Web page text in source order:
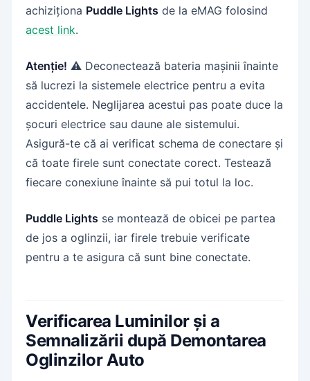
achiziționa Puddle Lights de la eMAG folosind
acest link.
Atenție! ⚠️ Deconectează bateria mașinii înainte
să lucrezi la sistemele electrice pentru a evita
accidentele. Neglijarea acestui pas poate duce la
șocuri electrice sau daune ale sistemului.
Asigură-te că ai verificat schema de conectare și
că toate firele sunt conectate corect. Testează
fiecare conexiune înainte să pui totul la loc.
Puddle Lights se montează de obicei pe partea
de jos a oglinzii, iar firele trebuie verificate
pentru a te asigura că sunt bine conectate.
Verificarea Luminilor și a
Semnalizării după Demontarea
Oglinzilor Auto